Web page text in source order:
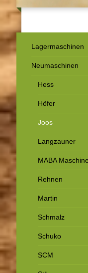
Lagermaschinen
Neumaschinen
Hess
Höfer
Joos
Langzauner
MABA
Rehnen
Martin
Schmalz
Schuko
SCM